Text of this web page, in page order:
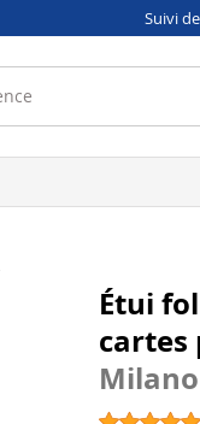
Suivi
Étui
cartes
Milano